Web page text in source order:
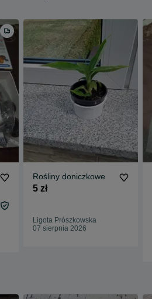
Rośliny doniczkowe
5 zł
Ligota Prószkowska
07 sierpnia 2026